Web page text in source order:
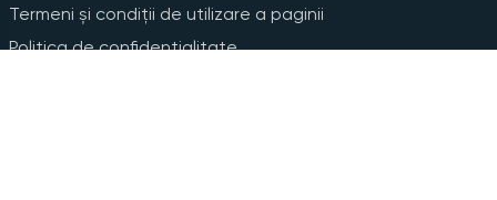
Termeni și condiții de utilizare a paginii
Politica de confidențialitate